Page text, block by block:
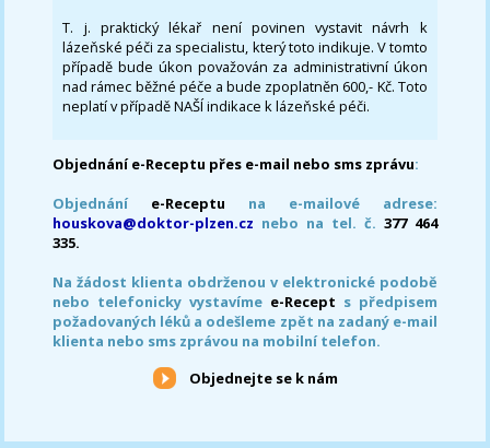
T. j. praktický lékař není povinen vystavit návrh k
lázeňské péči za specialistu, který toto indikuje. V tomto
případě bude úkon považován za administrativní úkon
nad rámec běžné péče a bude zpoplatněn 600,- Kč. Toto
neplatí v případě NAŠÍ indikace k lázeňské péči.
Objednání e-Receptu přes e-mail nebo sms zprávu:
Objednání e-Receptu na e-mailové adrese:
houskova@doktor-plzen.cz nebo na tel. č. 377 464
335.
Na žádost klienta obdrženou v elektronické podobě
nebo telefonicky vystavíme e-Recept s předpisem
požadovaných léků a odešleme zpět na zadaný e-mail
klienta nebo sms zprávou na mobilní telefon.
Objednejte se k nám